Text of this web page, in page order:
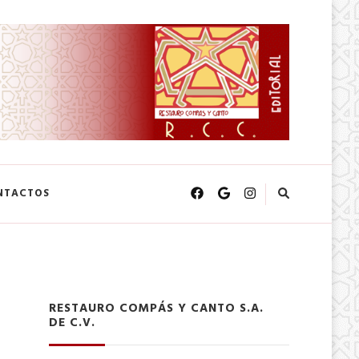
RESTAURO COMPÁS Y CANTO S.A.
DE C.V.